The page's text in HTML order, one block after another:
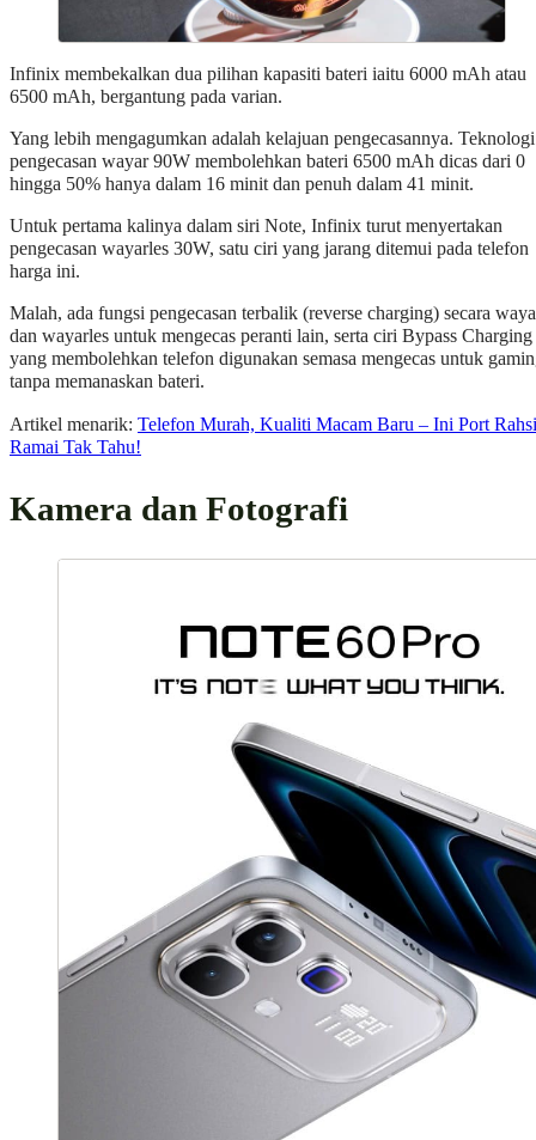
Infinix membekalkan dua pilihan kapasiti bateri iaitu 6000 mAh atau
6500 mAh, bergantung pada varian.
Yang lebih mengagumkan adalah kelajuan pengecasannya. Teknologi
pengecasan wayar 90W membolehkan bateri 6500 mAh dicas dari 0
hingga 50% hanya dalam 16 minit dan penuh dalam 41 minit.
Untuk pertama kalinya dalam siri Note, Infinix turut menyertakan
pengecasan wayarles 30W, satu ciri yang jarang ditemui pada telefon
harga ini.
Malah, ada fungsi pengecasan terbalik (reverse charging) secara
dan wayarles untuk mengecas peranti lain, serta ciri Bypass Charging
yang membolehkan telefon digunakan semasa mengecas untuk
tanpa memanaskan bateri.
Artikel menarik: Telefon Murah, Kualiti Macam Baru – Ini Port
Ramai Tak Tahu!
Kamera dan Fotografi